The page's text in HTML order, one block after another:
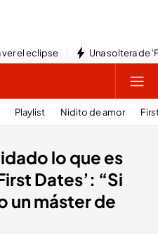
ver el eclipse Una soltera de
Playlist Nidito de amor
lo que es
Dates’: “Si
un máster de